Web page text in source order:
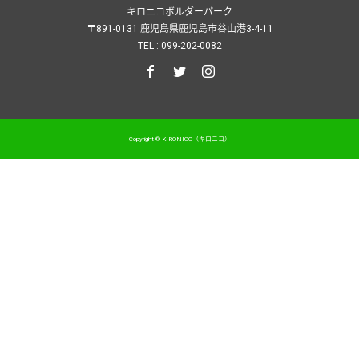
キロニコボルダーパーク
〒891-0131 鹿児島県鹿児島市谷山港3-4-11
TEL : 099-202-0082
Copyright © KIRONICO（キロニコ）